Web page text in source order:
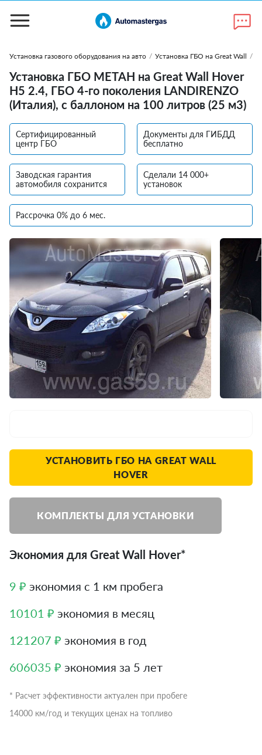
Установка газового оборудования на авто / Установка ГБО на Great Wall /
Установка ГБО МЕТАН на Great Wall Hover
H5 2.4, ГБО 4-го поколения LANDIRENZO
(Италия), с баллоном на 100 литров (25 м3)
Сертифицированный
центр ГБО
Документы для ГИБДД
бесплатно
Заводская гарантия
автомобиля сохранится
Сделали 14 000+
установок
Рассрочка 0% до 6 мес.
УСТАНОВИТЬ ГБО НА GREAT WALL
HOVER
КОМПЛЕКТЫ ДЛЯ УСТАНОВКИ
Экономия для Great Wall Hover*
9 ₽ экономия с 1 км пробега
10101 ₽ экономия в месяц
121207 ₽ экономия в год
606035 ₽ экономия за 5 лет
* Расчет эффективности актуален при пробеге
14000 км/год и текущих ценах на топливо